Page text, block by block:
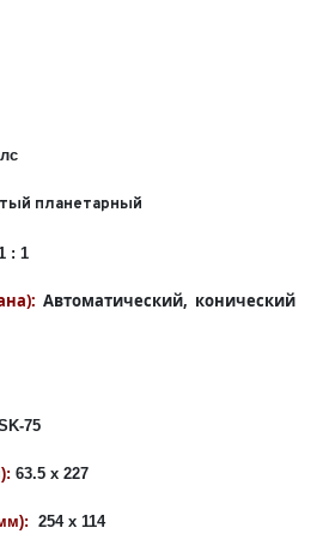
планетарный
: 1
Автоматический, конический
75
63.5 x 227
254 x 114
соглашения
соглашения
отправлено!